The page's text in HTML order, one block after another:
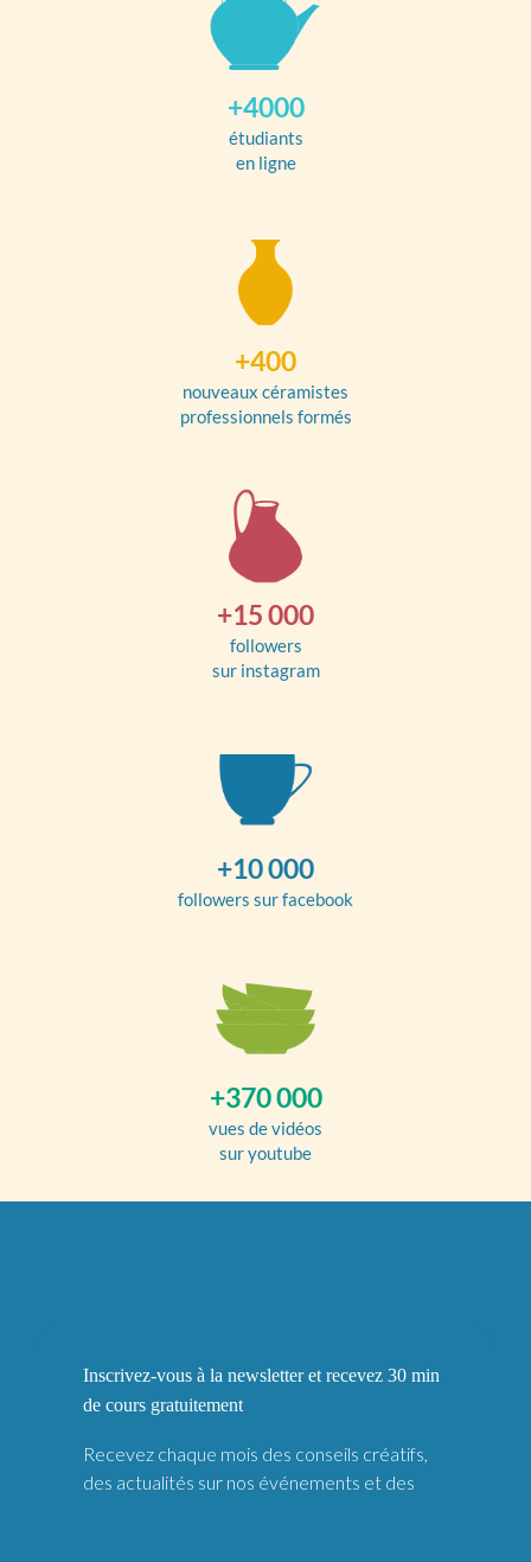
+4000
étudiants
en ligne
+400
nouveaux céramistes
professionnels formés
+15 000
followers
sur instagram
+10 000
followers sur facebook
+370 000
vues de vidéos
sur youtube